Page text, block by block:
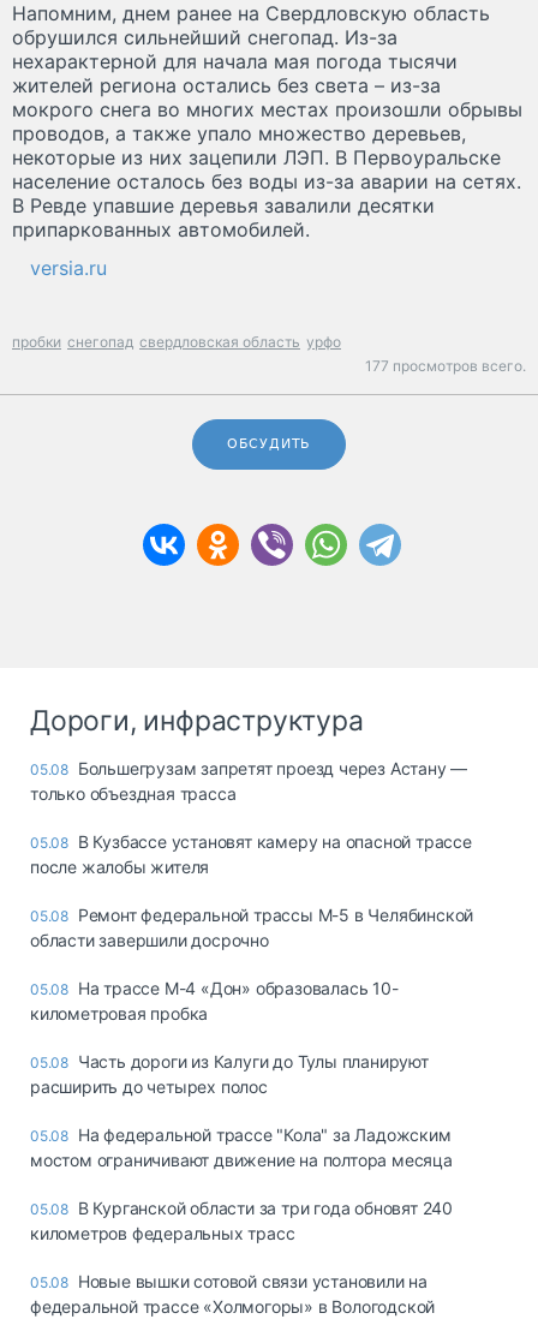
Напомним, днем ранее на Свердловскую область
обрушился сильнейший снегопад. Из-за
нехарактерной для начала мая погода тысячи
жителей региона остались без света – из-за
мокрого снега во многих местах произошли обрывы
проводов, а также упало множество деревьев,
некоторые из них зацепили ЛЭП. В Первоуральске
население осталось без воды из-за аварии на сетях.
В Ревде упавшие деревья завалили десятки
припаркованных автомобилей.
versia.ru
пробки снегопад свердловская область урфо
177 просмотров всего.
ОБСУДИТЬ
Дороги, инфраструктура
05.08 Большегрузам запретят проезд через Астану —
только объездная трасса
05.08 В Кузбассе установят камеру на опасной трассе
после жалобы жителя
05.08 Ремонт федеральной трассы М-5 в Челябинской
области завершили досрочно
05.08 На трассе М-4 «Дон» образовалась 10-
километровая пробка
05.08 Часть дороги из Калуги до Тулы планируют
расширить до четырех полос
05.08 На федеральной трассе "Кола" за Ладожским
мостом ограничивают движение на полтора месяца
05.08 В Курганской области за три года обновят 240
километров федеральных трасс
05.08 Новые вышки сотовой связи установили на
федеральной трассе «Холмогоры» в Вологодской